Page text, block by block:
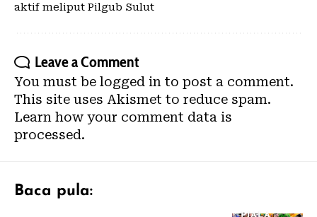
aktif meliput Pilgub Sulut
Leave a Comment
You must be logged in to post a comment.
This site uses Akismet to reduce spam.
Learn how your comment data is
processed.
Baca pula: